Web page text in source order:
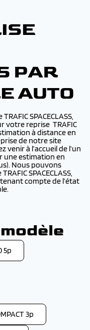
PAR
AUTO
SPACECLASS,
votre reprise TRAFIC
à distance en
de notre site
à l’accueil de l’un
une estimation en
Nous pouvons
SPACECLASS,
compte de l’état
5p
3p